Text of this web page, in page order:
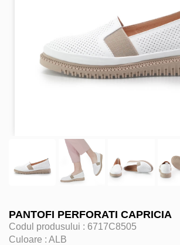
PANTOFI PERFORATI CAPRICIA
Codul produsului : 6717C8505
Culoare : ALB